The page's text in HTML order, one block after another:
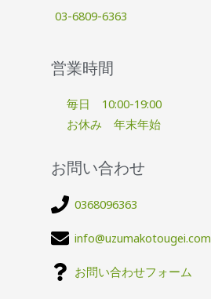
03-6809-6363
営業時間
毎日 10:00-19:00
お休み 年末年始
お問い合わせ
0368096363
info@uzumakotougei.com
お問い合わせフォーム